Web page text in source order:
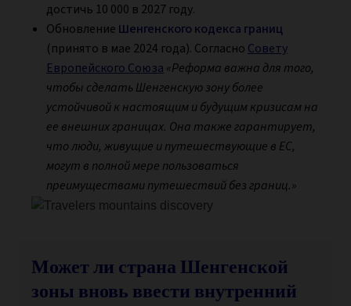
достичь 10 000 в 2027 году.
Обновление Шенгенского кодекса границ
(принято в мае 2024 года). СогласноСовету
Европейского Союза«Реформа важна для того,
чтобы сделать Шенгенскую зону более
устойчивой к настоящим и будущим кризисам на
ее внешних границах. Она также гарантирует,
что люди, живущие и путешествующие в ЕС,
могут в полной мере пользоваться
преимуществами путешествий без границ.»
Может ли страна Шенгенской
зоны вновь ввести внутренний